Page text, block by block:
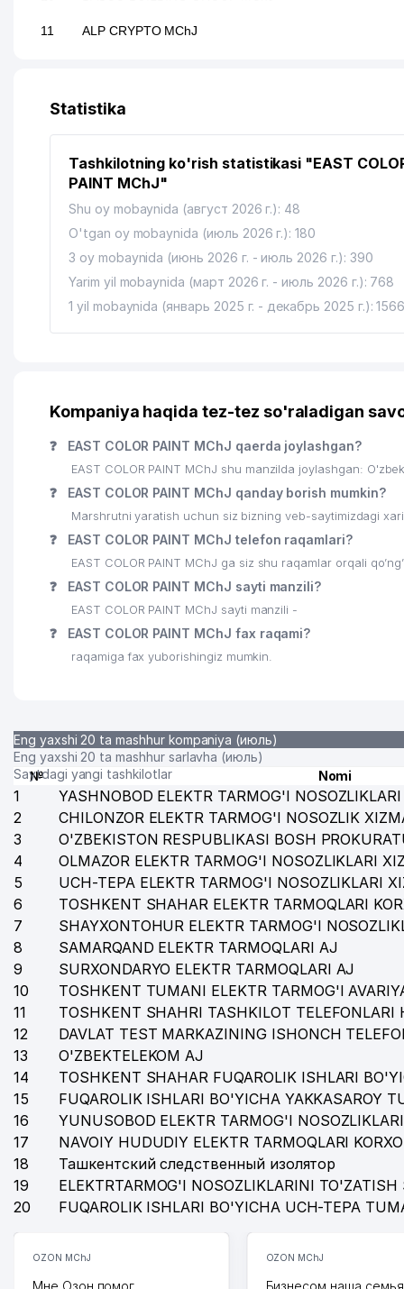
11 ALP CRYPTO MChJ
13 ORGANIC FOOD XUSUSIY KORXONASI
14 RIVERSIDE INDUSTRY MChJ
UNIVERSAL MEDICAL TREАTMENT MChJ
BEST KINDER LAND NODAVLAT TA'LIM MUASSASASI
VETTERIA MChJ
YASHNOBOD XOKIMIYATI EKSPORTNI
YASHNOBOD TUMANI HOKIMIYATI
22 STATISTIKA BOSHQARMASI YASHNOBOD TUMANI
23 NATIONAL DISTRIBUTION ENTERPRISE MChJ
24 MIROBOD TUMANI VETERINARIYA BOSHQARMASI
FUTURAMA MChJ
UZPACK MChJ
27 SANTENA GREEN XUSUSIY KORXONASI
28 EVERGREEN MOTORS XK MChJ
GARANT GAZ GROUP MChJ
31 SVYATO-TROITSKIY NIKOLSKIY JENSKIY AYELLAR
32 GRAND DESIGN SERVICE MChJ
FABIS RESTORAN-BAR
DIMURIN A. A. YAKKA TARTIBDAGI TADBIRKOR
BOJXONA BROKERLARI UYUSHMASI
DISTRIBUTOR MEDIA MChJ
XROM MChJ
FORVARD GAZ SERVICE XUSUSIY KORXONASI
YXB MIROBOD TUMANI
TOSHKENT SHAHAR IIBB YHXB RO'YXATDAN
HARBIY QISM №7534
GATEWAY KOREA MChJ
BISON MEDIA HOLDING MChJ
46 TERMO SET MONTAJ MChJ
Statistika
Tashkilotning ko'rish statistikasi "EAST
PAINT MChJ"
Shu oy mobaynida (август 2026 г.): 48
O'tgan oy mobaynida (июль 2026 г.): 180
3 oy mobaynida (июнь 2026 г. - июль 2026 г.): 390
Yarim yil mobaynida (март 2026 г. - июль 2026 г.): 768
1 yil mobaynida (январь 2025 г. - декабрь 2025 г.): 1566
Kompaniya haqida tez-tez so'raladigan
❓ EAST COLOR PAINT MChJ qaerda joylashgan?
EAST COLOR PAINT MChJ shu manzilda joylashgan:
❓ EAST COLOR PAINT MChJ qanday borish mumkin?
Marshrutni yaratish uchun siz bizning veb-saytimizdagi
❓ EAST COLOR PAINT MChJ telefon raqamlari?
EAST COLOR PAINT MChJ ga siz shu raqamlar orqali
❓ EAST COLOR PAINT MChJ sayti manzili?
EAST COLOR PAINT MChJ sayti manzili -
❓ EAST COLOR PAINT MChJ fax raqami?
raqamiga fax yuborishingiz mumkin.
Eng yaxshi 20 ta mashhur kompaniya (июль)
Eng yaxshi 20 ta mashhur sarlavha (июль)
Saytdagi yangi tashkilotlar
№ Nomi
1 YASHNOBOD ELEKTR TARMOG'I
2
CHILONZOR ELEKTR TARMOG'I NOSOZLIK
3
O'ZBEKISTON RESPUBLIKASI BOSH
4
OLMAZOR ELEKTR TARMOG'I NOSOZLIKLARI
5
UCH-TEPA ELEKTR TARMOG'I NOSOZLIKLARI
6
TOSHKENT SHAHAR ELEKTR TARMOQLARI
7
SHAYXONTOHUR ELEKTR TARMOG'I
8
SAMARQAND ELEKTR TARMOQLARI AJ
9
SURXONDARYO ELEKTR TARMOQLARI AJ
10
TOSHKENT TUMANI ELEKTR TARMOG'I
11
TOSHKENT SHAHRI TASHKILOT TELEFONLARI
12
DAVLAT TEST MARKAZINING ISHONCH
13
O'ZBEKTELEKOM AJ
14
TOSHKENT SHAHAR FUQAROLIK ISHLARI
15
FUQAROLIK ISHLARI BO'YICHA YAKKASAROY
16
YUNUSOBOD ELEKTR TARMOG'I
17
NAVOIY HUDUDIY ELEKTR TARMOQLARI
18
Ташкентский следственный изолятор
19
ELEKTRTARMOG'I NOSOZLIKLARINI TO'ZATISH
20
FUQAROLIK ISHLARI BO'YICHA UCH-TEPA
OZON MChJ
Мне Озон помог
OZON MChJ
Бизнесом наша семья